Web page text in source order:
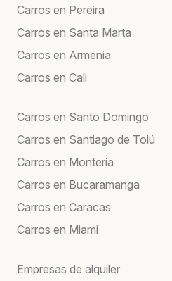
Carros en Pereira
Carros en Santa Marta
Carros en Armenia
Carros en Cali
Carros en Santo Domingo
Carros en Santiago de Tolú
Carros en Montería
Carros en Bucaramanga
Carros en Caracas
Carros en Miami
Empresas de alquiler